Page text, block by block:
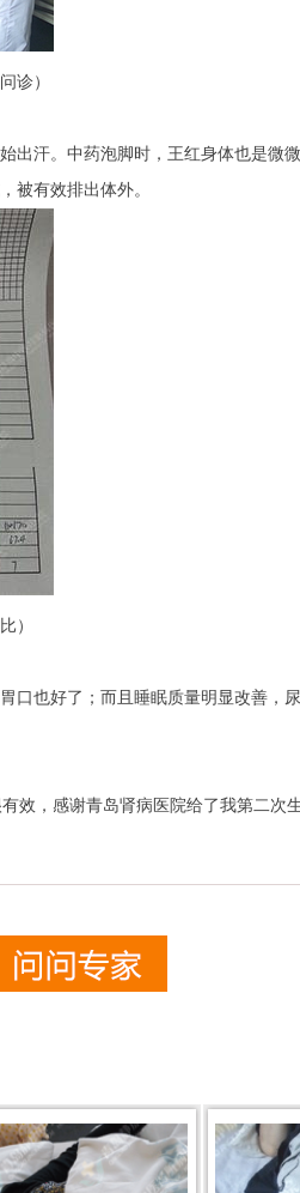
诊）
汗。中药泡脚时，王红身体也是微
被有效排出体外。
）
也好了；而且睡眠质量明显改善，
效，感谢青岛肾病医院给了我第二次